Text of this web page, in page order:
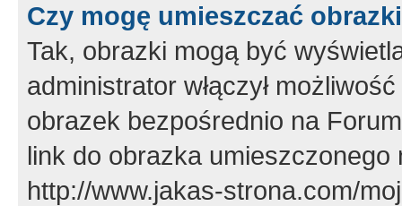
Czy mogę umieszczać
Tak, obrazki mogą być
administrator włączył
obrazek bezpośrednio na
link do obrazka
http://www.jakas-strona.com/